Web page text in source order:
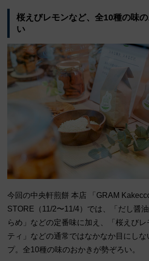
桜えびレモンなど、全10種の味
い
今回の中央軒煎餅 本店 「GRAM
STORE（11/2〜11/4）では、「だし醤
らめ」などの定番味に加え、「桜えびレ
ティ」などの通常ではなかなか目にしな
プ。全10種の味のおかきが勢ぞろい。